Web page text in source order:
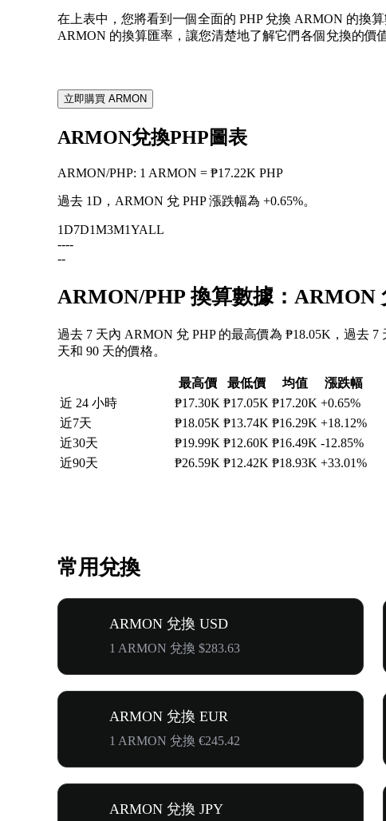
在上表中，您將看到一個全面的 PHP 兌換 ARMON 的換
ARMON 的換算匯率，讓您清楚地了解它們各個兌換的價值
立即購買 ARMON
ARMON兌換PHP圖表
ARMON/PHP: 1 ARMON = ₱17.22K PHP
過去 1D，ARMON 兌 PHP 漲跌幅為 +0.65%。
1D7D1M3M1YALL
----
--
ARMON/PHP 換算數據：ARMON
過去 7 天內 ARMON 兌 PHP 的最高價為 ₱18.05K，過去
天和 90 天的價格。
最高價 最低價 均值
漲跌幅
近 24 小時
₱17.30K ₱17.05K ₱17.20K +0.65%
近7天
₱18.05K ₱13.74K ₱16.29K +18.12%
近30天
₱19.99K ₱12.60K ₱16.49K -12.85%
近90天
₱26.59K ₱12.42K ₱18.93K +33.01%
常用兌換
ARMON 兌換 USD
1 ARMON 兌換 $283.63
ARMON 兌換 EUR
1 ARMON 兌換 €245.42
ARMON 兌換 JPY